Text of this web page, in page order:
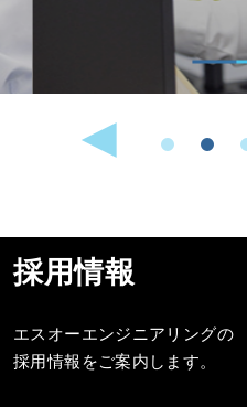
採用情報
エスオーエンジニアリングの
採用情報をご案内します。